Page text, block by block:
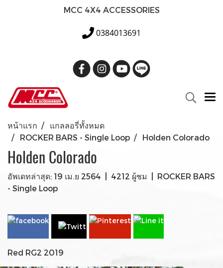
MCC 4X4 ACCESSORIES
0384013691
หน้าแรก
แกลลอรี่ทั้งหมด
ROCKER BARS - Single Loop
Holden Colorado
Holden Colorado
อัพเดทล่าสุด: 19 เม.ย 2564 4212 ผู้ชม
ROCKER BARS
- Single Loop
Red RG2 2019